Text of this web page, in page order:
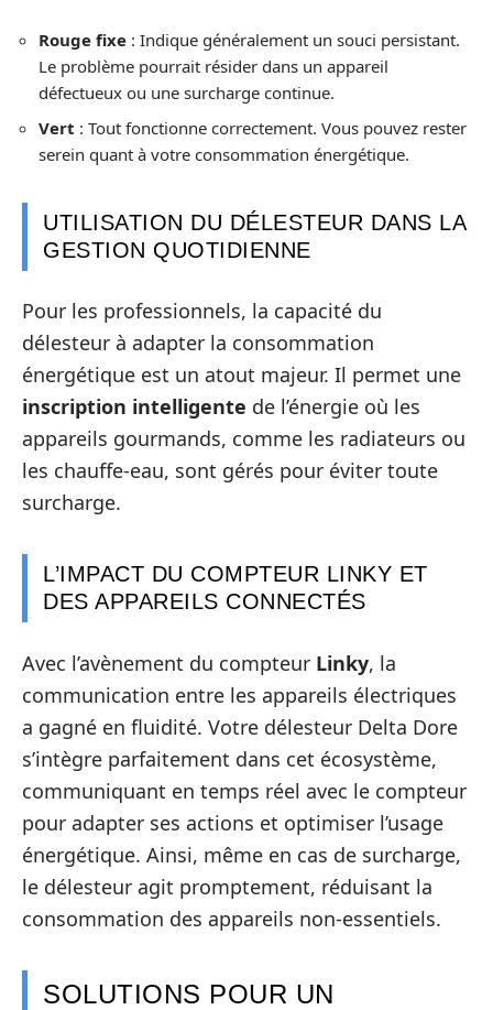
Rouge fixe : Indique généralement un souci persistant.
Le problème pourrait résider dans un appareil
défectueux ou une surcharge continue.
Vert : Tout fonctionne correctement. Vous pouvez rester
serein quant à votre consommation énergétique.
UTILISATION DU DÉLESTEUR DANS LA
GESTION QUOTIDIENNE
Pour les professionnels, la capacité du
délesteur à adapter la consommation
énergétique est un atout majeur. Il permet une
inscription intelligente de l’énergie où les
appareils gourmands, comme les radiateurs ou
les chauffe-eau, sont gérés pour éviter toute
surcharge.
L’IMPACT DU COMPTEUR LINKY ET
DES APPAREILS CONNECTÉS
Avec l’avènement du compteur Linky, la
communication entre les appareils électriques
a gagné en fluidité. Votre délesteur Delta Dore
s’intègre parfaitement dans cet écosystème,
communiquant en temps réel avec le compteur
pour adapter ses actions et optimiser l’usage
énergétique. Ainsi, même en cas de surcharge,
le délesteur agit promptement, réduisant la
consommation des appareils non-essentiels.
SOLUTIONS POUR UN